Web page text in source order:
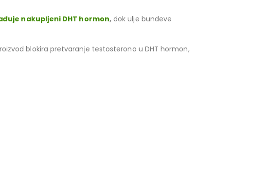
nakupljeni DHT hormon, dok ulje bundeve
blokira pretvaranje testosterona u DHT hormon,